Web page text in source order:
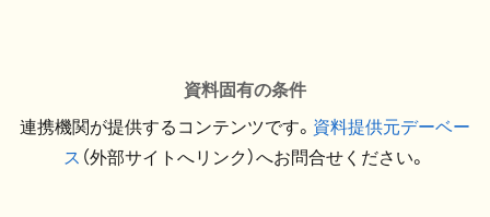
資料固有の条件
連携機関が提供するコンテンツです。 資料提供元デーベー
ス （外部サイトへリンク）へお問合せください。